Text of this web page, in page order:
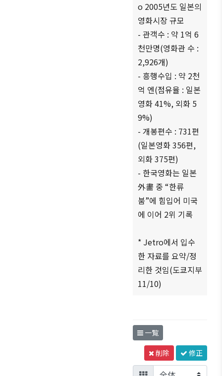
からの
お知ら
会員社
インタ
ー/寄
ニュー
スレタ
ー
日本生
活・便
利情報
関連機
関
マップ
o 2005년도 일본의
영화시장 규모
- 관객수 : 약 1억 6
천만명(영화관 수 :
2,926개)
- 흥행수입 : 약 2천
억 엔(점유율 : 일본
영화 41%, 외화 5
9%)
- 개봉편수 : 731편
(일본영화 356편,
외화 375편)
- 한국영화는 일본
外畵 중 “한류
붐”에 힘입어 미국
에 이어 2위 기록
* Jetro에서 입수
한 자료를 요약/정
리한 것임(도쿄지부
11/10)
一覧
削除 修正